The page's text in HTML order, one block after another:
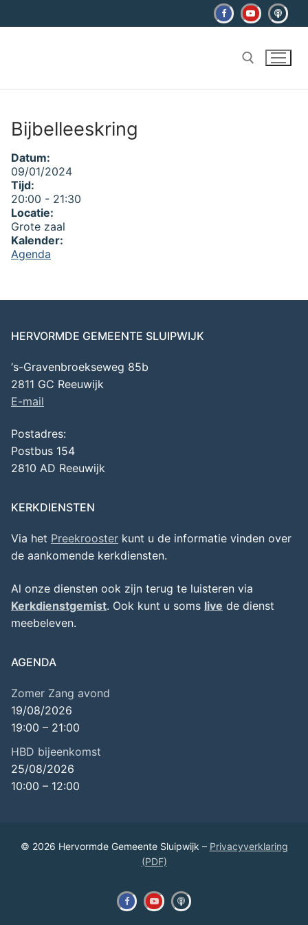
naar
Bijbelleeskring
Datum:
09/01/2024
Tijd:
20:00 - 21:30
Locatie:
Grote zaal
Kalender:
Agenda
HERVORMDE GEMEENTE SLUIPWIJK
‘s-Gravenbroekseweg 85b
2811 GC Reeuwijk
E-mail
Postadres:
Postbus 154
2810 AD Reeuwijk
KERKDIENSTEN
Via het Preekrooster kunt u de informatie vinden over
de aankomende kerkdiensten.
Al onze diensten ook zijn terug te luisteren via
Kerkdienstgemist. Ook kunt u soms live de dienst
meebeleven.
AGENDA
Zomer Zang avond
19/08/2026
19:00 – 21:00
HBD bijeenkomst
25/08/2026
10:00 – 12:00
© 2026 Hervormde Gemeente Sluipwijk – Privacyverklaring
(PDF)